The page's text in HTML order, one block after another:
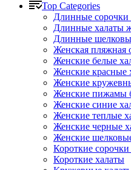
Top Categories
Длинные сорочки
Длинные халаты
Длинные
Женская пляжная
Женские белые
Женские красные
Женские
Женские пижамы
Женские синие
Женские теплые
Женские черные
Женские
Короткие
Короткие халаты